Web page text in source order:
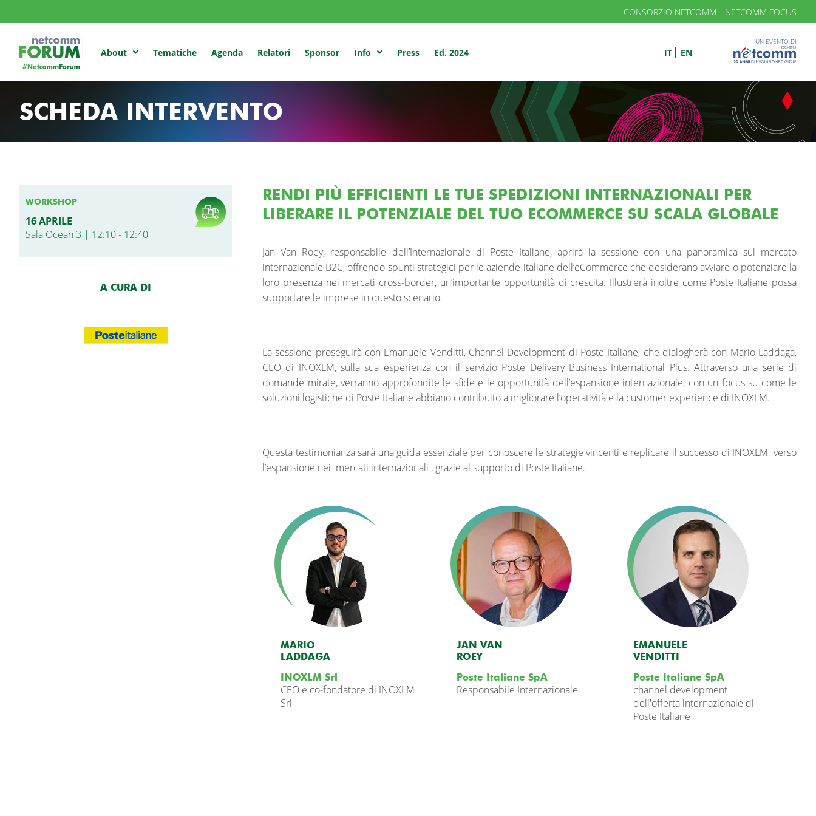
CONSORZIO NETCOMM NETCOMM FOCUS
About Tematiche Agenda Relatori Sponsor Info Press Ed. 2024 IT EN
UN EVENTO DI
SCHEDA INTERVENTO
WORKSHOP
16 APRILE
Sala Ocean 3 | 12:10 - 12:40
A CURA DI
RENDI PIÙ EFFICIENTI LE TUE SPEDIZIONI INTERNAZIONALI PER
LIBERARE IL POTENZIALE DEL TUO ECOMMERCE SU SCALA GLOBALE
Jan Van Roey, responsabile dell’Internazionale di Poste Italiane, aprirà la sessione con una panoramica sul mercato
internazionale B2C, offrendo spunti strategici per le aziende italiane dell’eCommerce che desiderano avviare o potenziare la
loro presenza nei mercati cross-border, un’importante opportunità di crescita. Illustrerà inoltre come Poste Italiane possa
supportare le imprese in questo scenario.
La sessione proseguirà con Emanuele Venditti, Channel Development di Poste Italiane, che dialogherà con Mario Laddaga,
CEO di INOXLM, sulla sua esperienza con il servizio Poste Delivery Business International Plus. Attraverso una serie di
domande mirate, verranno approfondite le sfide e le opportunità dell’espansione internazionale, con un focus su come le
soluzioni logistiche di Poste Italiane abbiano contribuito a migliorare l’operatività e la customer experience di INOXLM.
Questa testimonianza sarà una guida essenziale per conoscere le strategie vincenti e replicare il successo di INOXLM verso
l’espansione nei mercati internazionali , grazie al supporto di Poste Italiane.
MARIO
LADDAGA
INOXLM Srl
CEO e co-fondatore di INOXLM
Srl
JAN VAN
ROEY
Poste Italiane SpA
Responsabile Internazionale
EMANUELE
VENDITTI
Poste Italiane SpA
channel development
dell'offerta internazionale di
Poste Italiane